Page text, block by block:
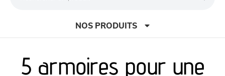
NOS PRODUITS
5 armoires pour une